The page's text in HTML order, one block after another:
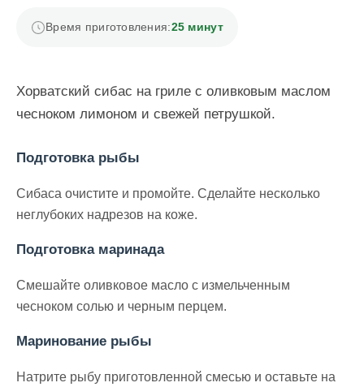
Время приготовления:25 минут
Хорватский сибас на гриле с оливковым маслом
чесноком лимоном и свежей петрушкой.
Подготовка рыбы
Сибаса очистите и промойте. Сделайте несколько
неглубоких надрезов на коже.
Подготовка маринада
Смешайте оливковое масло с измельченным
чесноком солью и черным перцем.
Маринование рыбы
Натрите рыбу приготовленной смесью и оставьте на